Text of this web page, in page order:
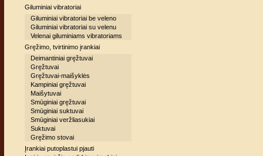
Giluminiai vibratoriai
Giluminiai vibratoriai be veleno
Giluminiai vibratoriai su velenu
Velenai giluminiams vibratoriams
Gręžimo, tvirtinimo įrankiai
Deimantiniai gręžtuvai
Gręžtuvai
Gręžtuvai-maišyklės
Kampiniai gręžtuvai
Maišytuvai
Smūginiai gręžtuvai
Smūginiai suktuvai
Smūginiai veržliasukiai
Suktuvai
Gręžimo stovai
Įrankiai putoplastui pjauti